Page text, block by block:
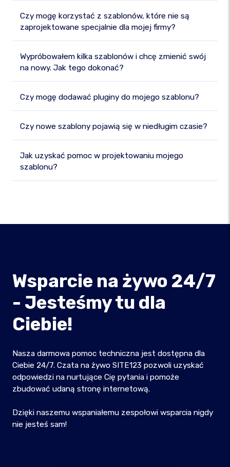
Czy mogę korzystać z szablonów, które nie są
zaprojektowane specjalnie dla mojej firmy?
Wypróbowałem kilka szablonów i chcę zmienić swój
na nowy. Jak tego dokonać?
Czy mogę dodawać pluginy do mojego szablonu?
Czy nowe szablony pojawią się w niedługim czasie?
Jak uzyskać pomoc w projektowaniu mojego
szablonu?
Wsparcie na żywo 24/7
- Jesteśmy tu dla
Ciebie!
Nasza darmowa pomoc techniczna jest dostępna dla
Ciebie 24/7. Czata na żywo SITE123 pozwoli uzyskać
odpowiedzi na nurtujące Cię pytania i pomoże
zbudować udaną stronę internetową.
Dzięki naszemu wspaniałemu zespołowi wsparcia nigdy
nie jesteś sam!